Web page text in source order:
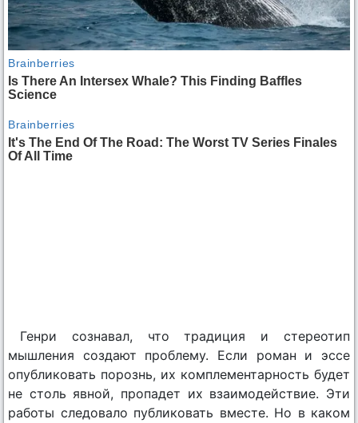
Генри сознавал, что традиция и стереотип
мышления создают проблему. Если роман и эссе
опубликовать порознь, их комплементарность будет
не столь явной, пропадет их взаимодействие. Эти
работы следовало публиковать вместе. Но в каком